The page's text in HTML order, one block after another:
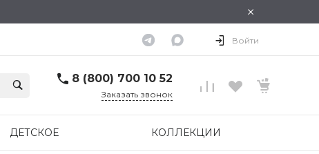
×
Войти
8 (800) 700 10 52
Заказать звонок
ДЕТСКОЕ КОЛЛЕКЦИИ